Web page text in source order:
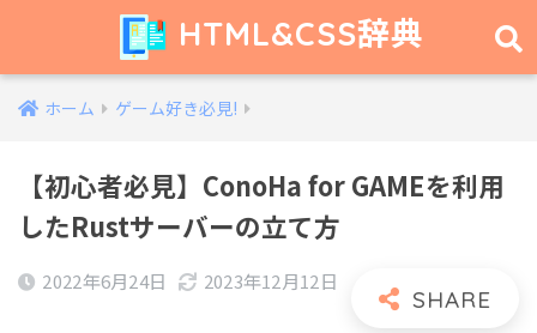
HTML&CSS辞典
ホーム ゲーム好き必見!
【初心者必見】ConoHa for GAMEを利用
したRustサーバーの立て方
2022年6月24日 2023年12月12日